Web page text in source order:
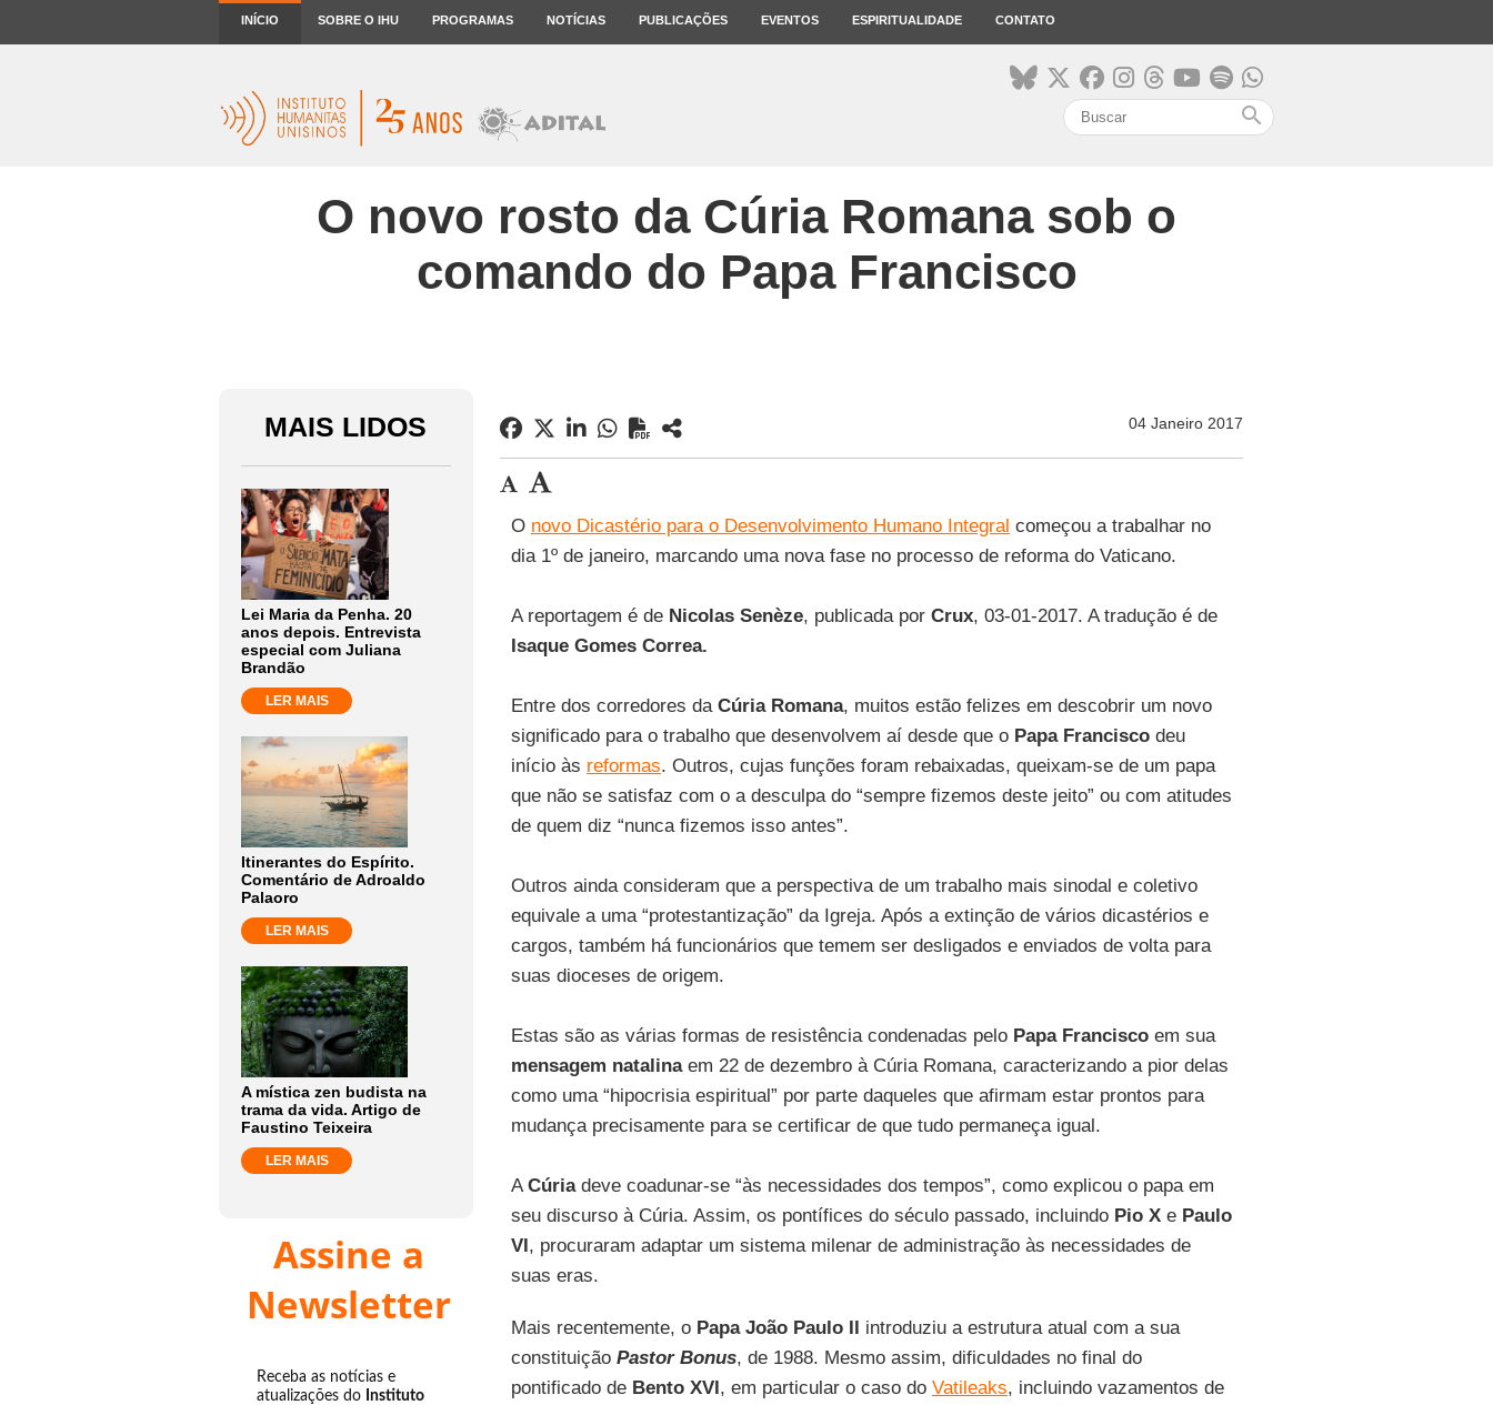
INÍCIO SOBRE O IHU PROGRAMAS NOTÍCIAS PUBLICAÇÕES EVENTOS ESPIRITUALIDADE CONTATO
search
O novo rosto da Cúria Romana sob o
comando do Papa Francisco
MAIS LIDOS
Lei Maria da Penha. 20
anos depois. Entrevista
especial com Juliana
Brandão
LER MAIS
Itinerantes do Espírito.
Comentário de Adroaldo
Palaoro
LER MAIS
A mística zen budista na
trama da vida. Artigo de
Faustino Teixeira
LER MAIS
Assine a
Newsletter
Receba as notícias e
atualizações do Instituto
04 Janeiro 2017
O novo Dicastério para o Desenvolvimento Humano Integral começou a trabalhar no
dia 1º de janeiro, marcando uma nova fase no processo de reforma do Vaticano.
A reportagem é de Nicolas Senèze, publicada por Crux, 03-01-2017. A tradução é de
Isaque Gomes Correa.
Entre dos corredores da Cúria Romana, muitos estão felizes em descobrir um novo
significado para o trabalho que desenvolvem aí desde que o Papa Franciscodeu
início às reformas. Outros, cujas funções foram rebaixadas, queixam-se de um papa
que não se satisfaz com o a desculpa do “sempre fizemos deste jeito” ou com atitudes
de quem diz “nunca fizemos isso antes”.
Outros ainda consideram que a perspectiva de um trabalho mais sinodal e coletivo
equivale a uma “protestantização” da Igreja. Após a extinção de vários dicastérios e
cargos, também há funcionários que temem ser desligados e enviados de volta para
suas dioceses de origem.
Estas são as várias formas de resistência condenadas peloPapa Franciscoem sua
mensagem natalinaem 22 de dezembro à Cúria Romana, caracterizando a pior delas
como uma “hipocrisia espiritual” por parte daqueles que afirmam estar prontos para
mudança precisamente para se certificar de que tudo permaneça igual.
ACúriadeve coadunar-se “às necessidades dos tempos”, como explicou o papa em
seu discurso à Cúria. Assim, os pontífices do século passado, incluindo Pio Xe Paulo
VI, procuraram adaptar um sistema milenar de administração às necessidades de
suas eras.
Mais recentemente, oPapa João Paulo II introduziu a estrutura atual com a sua
constituição Pastor Bonus, de 1988. Mesmo assim, dificuldades no final do
pontificado de Bento XVI, em particular o caso do Vatileaks, incluindo vazamentos de